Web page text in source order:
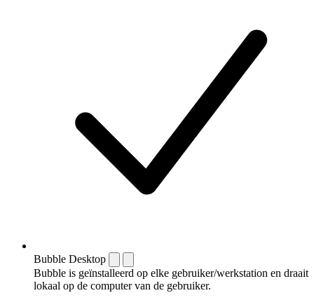
Bubble Desktop
Bubble is geïnstalleerd op elke gebruiker/werkstation en draait
lokaal op de computer van de gebruiker.